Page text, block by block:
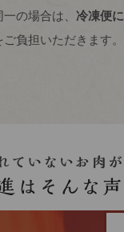
の場合は、 冷凍便
負担いただきます。